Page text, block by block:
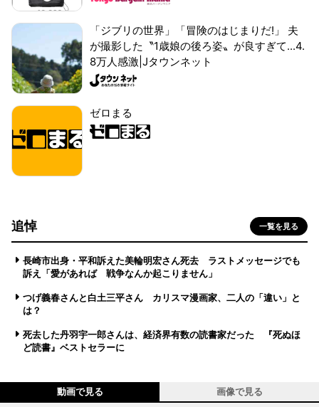
「ジブリの世界」「冒険のはじまりだ!」 夫
が撮影した〝1歳娘の後ろ姿〟が良すぎて...4.
8万人感激|Jタウンネット
ゼロまる
追悼 一覧を見る
長崎市出身・平和訴えた美輪明宏さん死去 ラストメッセージでも
訴え「愛があれば 戦争なんか起こりません」
つげ義春さんと白土三平さん カリスマ漫画家、二人の「違い」と
は？
死去した丹羽宇一郎さんは、経済界有数の読書家だった 『死ぬほ
ど読書』ベストセラーに
動画で見る 画像で見る